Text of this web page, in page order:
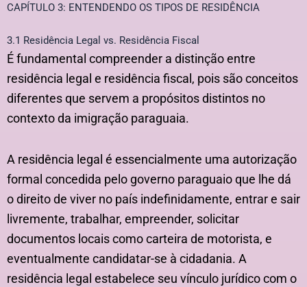
CAPÍTULO 3: ENTENDENDO OS TIPOS DE RESIDÊNCIA
3.1 Residência Legal vs. Residência Fiscal
É fundamental compreender a distinção entre
residência legal e residência fiscal, pois são conceitos
diferentes que servem a propósitos distintos no
contexto da imigração paraguaia.
A residência legal é essencialmente uma autorização
formal concedida pelo governo paraguaio que lhe dá
o direito de viver no país indefinidamente, entrar e sair
livremente, trabalhar, empreender, solicitar
documentos locais como carteira de motorista, e
eventualmente candidatar-se à cidadania. A
residência legal estabelece seu vínculo jurídico com o